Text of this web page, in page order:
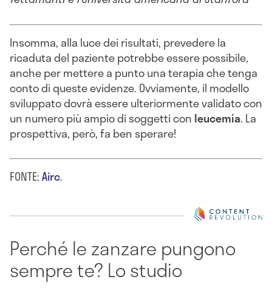
Insomma, alla luce dei risultati, prevedere la
ricaduta del paziente potrebbe essere possibile,
anche per mettere a punto una terapia che tenga
conto di queste evidenze. Ovviamente, il modello
sviluppato dovrà essere ulteriormente validato con
un numero più ampio di soggetti con leucemia. La
prospettiva, però, fa ben sperare!
FONTE:Airc.
Perché le zanzare pungono
sempre te? Lo studio